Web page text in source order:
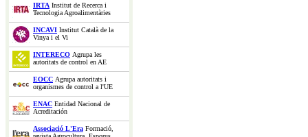
IRTA Institut de Recerca i
Tecnologia Agroalimentàries
INCAVI Institut Català de la
Vinya i el Vi
INTERECO Agrupa les
autoritats de control en AE
EOCC Agrupa autoritats i
organismes de control a l'UE
ENAC Entidad Nacional de
Acreditación
Associació L'Era Formació,